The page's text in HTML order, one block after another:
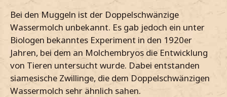
Bei den Muggeln ist der Doppelschwänzige
Wassermolch unbekannt. Es gab jedoch ein unter
Biologen bekanntes Experiment in den 1920er
Jahren, bei dem an Molchembryos die Entwicklung
von Tieren untersucht wurde. Dabei entstanden
siamesische Zwillinge, die dem Doppelschwänzigen
Wassermolch sehr ähnlich sahen.